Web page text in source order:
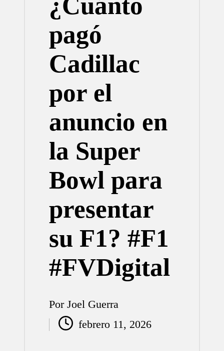
pagó
Cadillac
por el
anuncio en
la Super
Bowl para
presentar
su F1? #F1
#FVDigital
Publicado
por
Por Joel Guerra
febrero 11, 2026